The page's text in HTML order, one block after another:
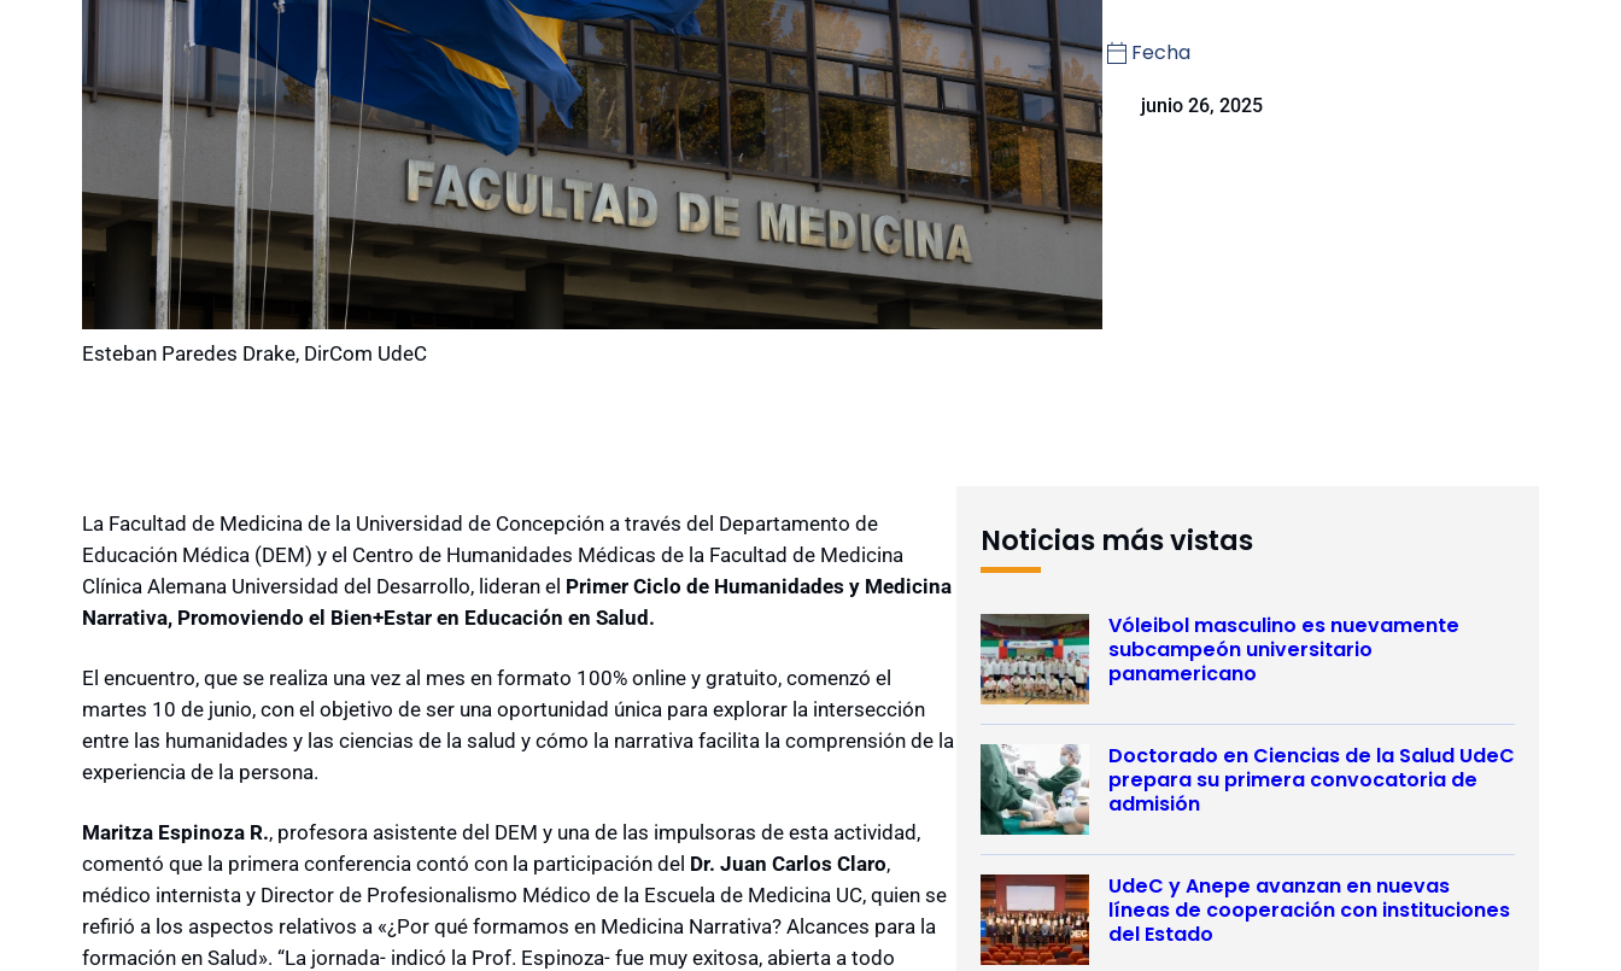
Esteban Paredes Drake, DirCom UdeC
Fecha
junio 26, 2025
La Facultad de Medicina de la Universidad de Concepción a través del Departamento de
Educación Médica (DEM) y el Centro de Humanidades Médicas de la Facultad de Medicina
Clínica Alemana Universidad del Desarrollo, lideran el Primer Ciclo de Humanidades y Medicina
Narrativa, Promoviendo el Bien+Estar en Educación en Salud.
El encuentro, que se realiza una vez al mes en formato 100% online y gratuito, comenzó el
martes 10 de junio, con el objetivo de ser una oportunidad única para explorar la intersección
entre las humanidades y las ciencias de la salud y cómo la narrativa facilita la comprensión de la
experiencia de la persona.
Maritza Espinoza R., profesora asistente del DEM y una de las impulsoras de esta actividad,
comentó que la primera conferencia contó con la participación del Dr. Juan Carlos Claro,
médico internista y Director de Profesionalismo Médico de la Escuela de Medicina UC, quien se
refirió a los aspectos relativos a «¿Por qué formamos en Medicina Narrativa? Alcances para la
formación en Salud». “La jornada- indicó la Prof. Espinoza- fue muy exitosa, abierta a todo
Noticias más vistas
Vóleibol masculino es nuevamente
subcampeón universitario
panamericano
Doctorado en Ciencias de la Salud UdeC
prepara su primera convocatoria de
admisión
UdeC y Anepe avanzan en nuevas
líneas de cooperación con instituciones
del Estado